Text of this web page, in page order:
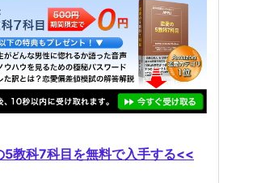
5教科7科目を無料で入手する<<